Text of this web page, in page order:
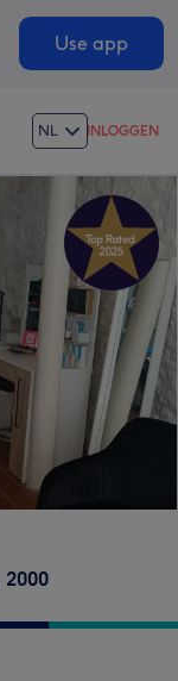
Use app
NL INLOGGEN
2000